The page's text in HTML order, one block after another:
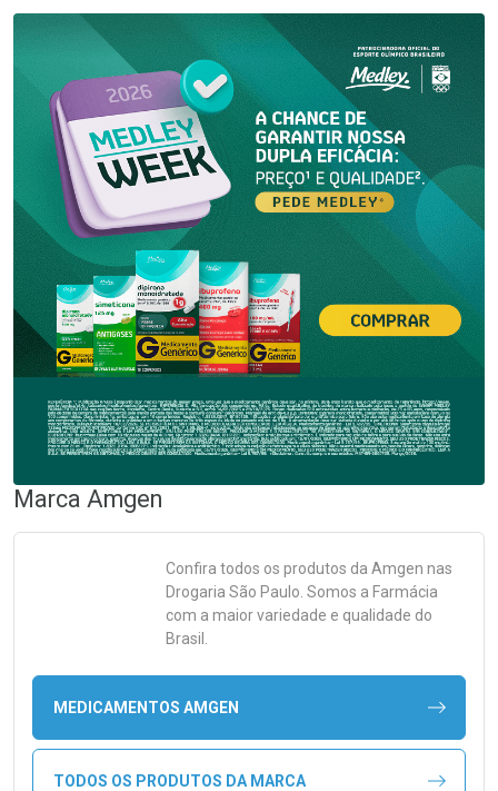
Marca Amgen
Confira todos os produtos da Amgen nas
Drogaria São Paulo. Somos a Farmácia
com a maior variedade e qualidade do
Brasil.
MEDICAMENTOS AMGEN
TODOS OS PRODUTOS DA MARCA